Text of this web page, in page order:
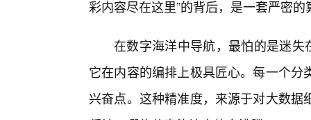
彩内容尽在这里”的背后，是一套严密
在数字海洋中导航，最怕的是迷
它在内容的编排上极具匠心。每一个
兴奋点。这种精准度，来源于对大数